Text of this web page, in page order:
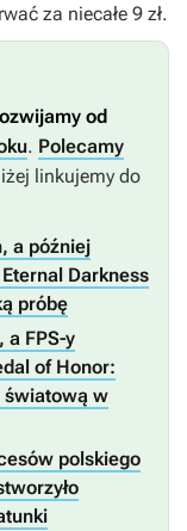
za niecałe 9 zł.
od
. Polecamy
linkujemy do
a później
Darkness
próbę
a FPS-y
of Honor:
światową w
polskiego